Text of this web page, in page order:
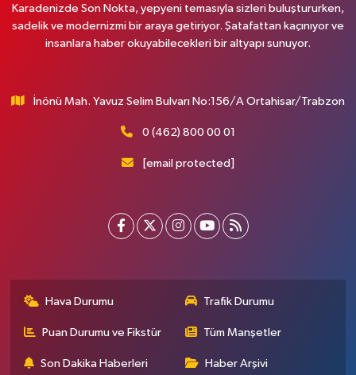
Karadenizde Son Nokta, yepyeni temasıyla sizleri buluştururken,
sadelik ve modernizmi bir araya getiriyor. Şatafattan kaçınıyor ve
insanlara haber okuyabilecekleri bir altyapı sunuyor.
İnönü Mah. Yavuz Selim Bulvarı No:156/A Ortahisar/Trabzon
0 (462) 800 00 01
[email protected]
Hava Durumu Trafik Durumu
Puan Durumu ve Fikstür Tüm Manşetler
Son Dakika Haberleri Haber Arşivi